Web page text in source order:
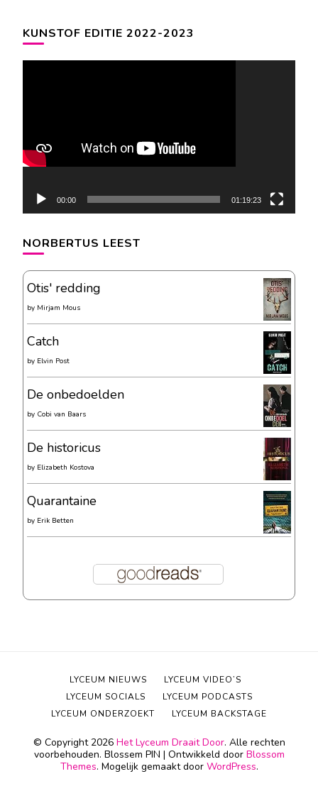
KUNSTOF EDITIE 2022-2023
00:00 01:19:23
NORBERTUS LEEST
Otis' redding
by Mirjam Mous
Catch
by Elvin Post
De onbedoelden
by Cobi van Baars
De historicus
by Elizabeth Kostova
Quarantaine
by Erik Betten
© Copyright 2026 Het Lyceum Draait Door. Alle rechten
voorbehouden. Blossem PIN | Ontwikkeld door Blossom
Themes. Mogelijk gemaakt door WordPress.
LYCEUM NIEUWS
LYCEUM VIDEO’S
LYCEUM SOCIALS
LYCEUM PODCASTS
LYCEUM ONDERZOEKT
LYCEUM BACKSTAGE